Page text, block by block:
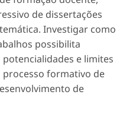
de dissertações
Investigar como
possibilita
e limites
formativo de
de